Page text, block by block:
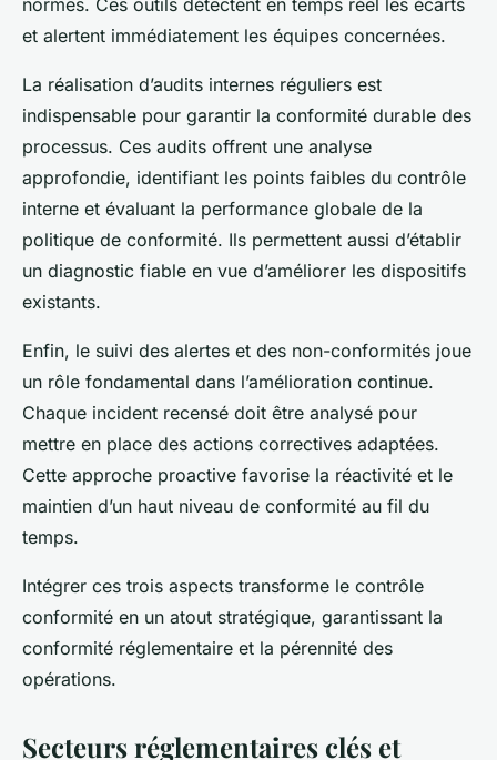
normes. Ces outils détectent en temps réel les écarts
et alertent immédiatement les équipes concernées.
La réalisation d’audits internes réguliers est
indispensable pour garantir la conformité durable des
processus. Ces audits offrent une analyse
approfondie, identifiant les points faibles du contrôle
interne et évaluant la performance globale de la
politique de conformité. Ils permettent aussi d’établir
un diagnostic fiable en vue d’améliorer les dispositifs
existants.
Enfin, le suivi des alertes et des non-conformités joue
un rôle fondamental dans l’amélioration continue.
Chaque incident recensé doit être analysé pour
mettre en place des actions correctives adaptées.
Cette approche proactive favorise la réactivité et le
maintien d’un haut niveau de conformité au fil du
temps.
Intégrer ces trois aspects transforme le contrôle
conformité en un atout stratégique, garantissant la
conformité réglementaire et la pérennité des
opérations.
Secteurs réglementaires clés et